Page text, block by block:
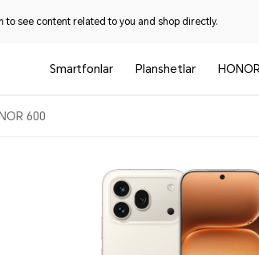
to see content related to you and shop directly.
Smartfonlar Planshetlar
600